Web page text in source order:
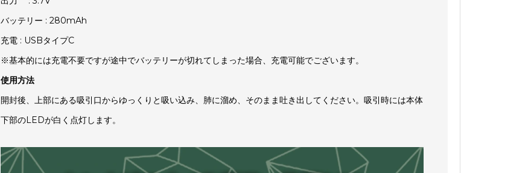
バッテリー : 280mAh
充電 : USBタイプC
※基本的には充電不要ですが途中でバッテリーが切れてしまった場合、充電可能でございます。
使用方法
開封後、上部にある吸引口からゆっくりと吸い込み、肺に溜め、そのまま吐き出してください。吸引時には本体
下部のLEDが白く点灯します。